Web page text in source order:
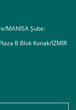
MANİSA Şube:
B Blok Konak/İZMİR